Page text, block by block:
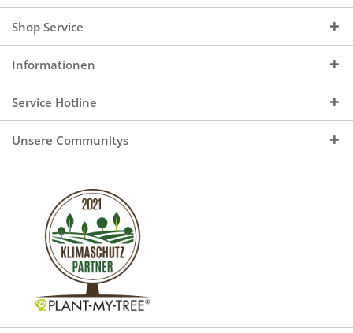
Shop Service
Informationen
Service Hotline
Unsere Communitys